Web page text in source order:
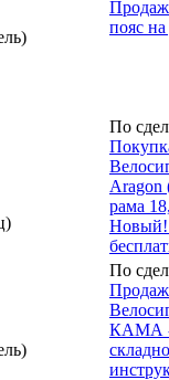
пояс
По
Aragon
рама
По
КАМА